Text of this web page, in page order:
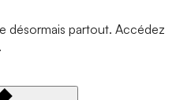
désormais partout. Accédez